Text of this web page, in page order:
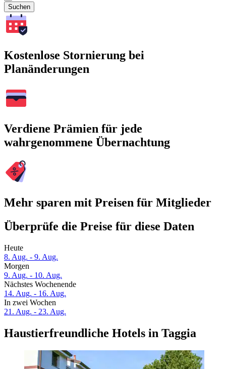
Suchen
Kostenlose Stornierung bei
Planänderungen
Verdiene Prämien für jede
wahrgenommene Übernachtung
Mehr sparen mit Preisen für Mitglieder
Überprüfe die Preise für diese Daten
Heute
8. Aug. - 9. Aug.
Morgen
9. Aug. - 10. Aug.
Nächstes Wochenende
14. Aug. - 16. Aug.
In zwei Wochen
21. Aug. - 23. Aug.
Haustierfreundliche Hotels in Taggia